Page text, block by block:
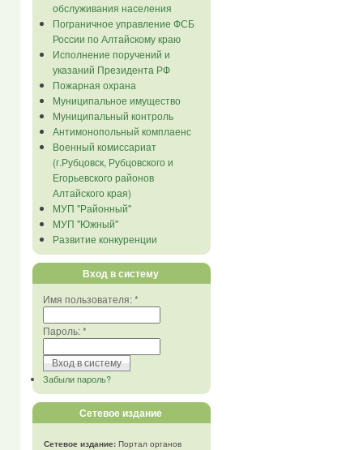
обслуживания населения
Пограничное управление ФСБ
России по Алтайскому краю
Исполнение поручений и
указаний Президента РФ
Пожарная охрана
Муниципальное имущество
Муниципальный контроль
Антимонопольный комплаенс
Военный комиссариат
(г.Рубцовск, Рубцовского и
Егорьевского районов
Алтайского края)
МУП "Районный"
МУП "Южный"
Развитие конкуренции
Вход в систему
Имя пользователя:*
Пароль:*
Забыли пароль?
Сетевое издание
Сетевое издание:Портал органов